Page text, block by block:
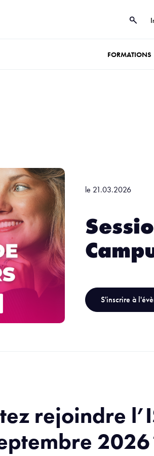
FORMATIONS
le 21.03.2026
S'inscrire à
rejoindre
2026